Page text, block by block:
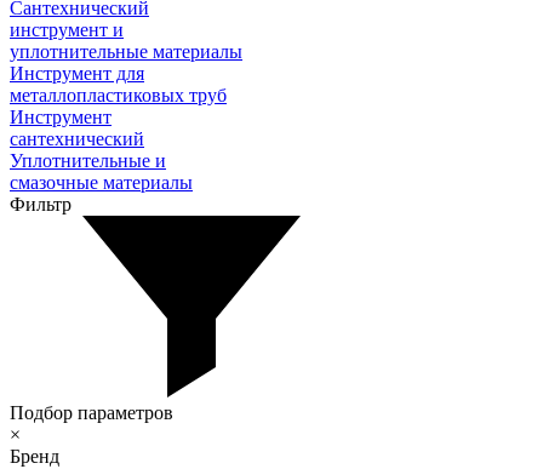
Сантехнический
инструмент и
уплотнительные материалы
Инструмент для
металлопластиковых труб
Инструмент
сантехнический
Уплотнительные и
смазочные материалы
Фильтр
Подбор параметров
×
Бренд